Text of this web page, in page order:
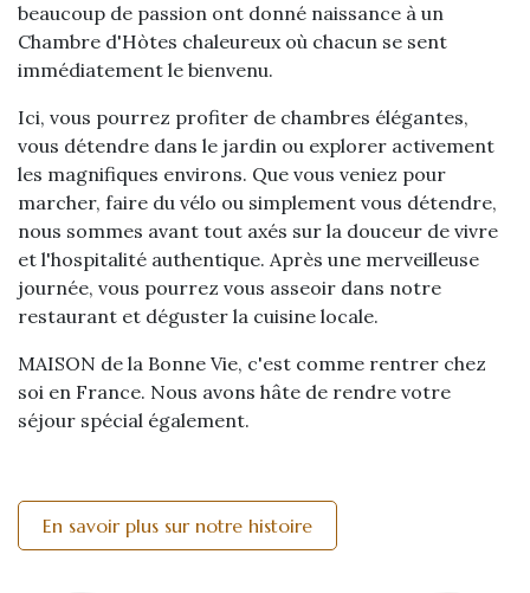
beaucoup de passion ont donné naissance à un
Chambre d'Hòtes chaleureux où chacun se sent
immédiatement le bienvenu.
Ici, vous pourrez profiter de chambres élégantes,
vous détendre dans le jardin ou explorer activement
les magnifiques environs. Que vous veniez pour
marcher, faire du vélo ou simplement vous détendre,
nous sommes avant tout axés sur la douceur de vivre
et l'hospitalité authentique. Après une merveilleuse
journée, vous pourrez vous asseoir dans notre
restaurant et déguster la cuisine locale.
MAISON de la Bonne Vie, c'est comme rentrer chez
soi en France. Nous avons hâte de rendre votre
séjour spécial également.
En savoir plus sur notre histoire